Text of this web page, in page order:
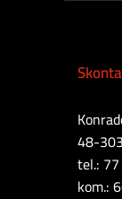
48-
tel.:
kom.: